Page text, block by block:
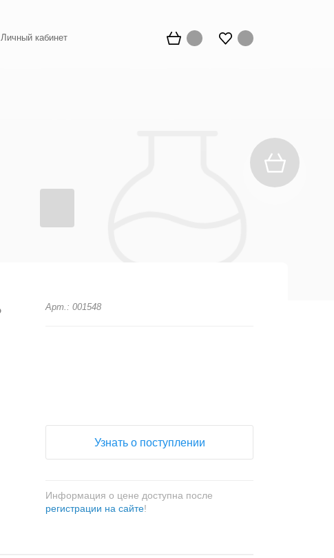
Личный кабинет
Арт.: 001548
Узнать о поступлении
Информация о цене доступна после
регистрации на сайте!